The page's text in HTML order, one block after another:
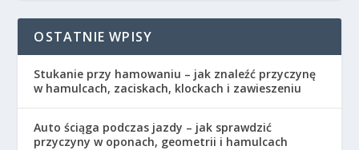
OSTATNIE WPISY
Stukanie przy hamowaniu – jak znaleźć przyczynę
w hamulcach, zaciskach, klockach i zawieszeniu
Auto ściąga podczas jazdy – jak sprawdzić
przyczyny w oponach, geometrii i hamulcach